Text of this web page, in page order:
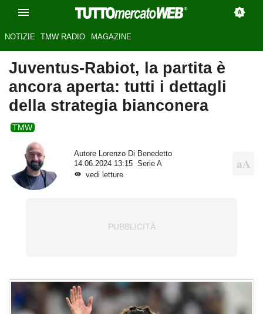
NOTIZIE TMW RADIO MAGAZINE
Juventus-Rabiot, la partita è
ancora aperta: tutti i dettagli
della strategia bianconera
TMW
Autore Lorenzo Di Benedetto
14.06.2024 13:15
Serie A
vedi letture